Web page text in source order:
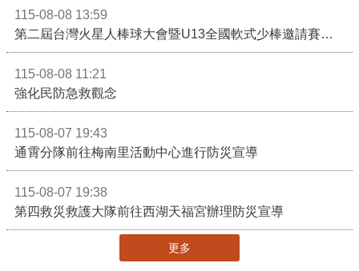
115-08-08 13:59
第二屆台灣火星人棒球大會暨U13全國軟式少棒邀請賽在苗栗舉辦
115-08-08 11:21
強化民防急救觀念
115-08-07 19:43
通霄分隊前往梅南里活動中心進行防災宣導
115-08-07 19:38
第四救災救護大隊前往西湖天福宮辦理防災宣導
更多